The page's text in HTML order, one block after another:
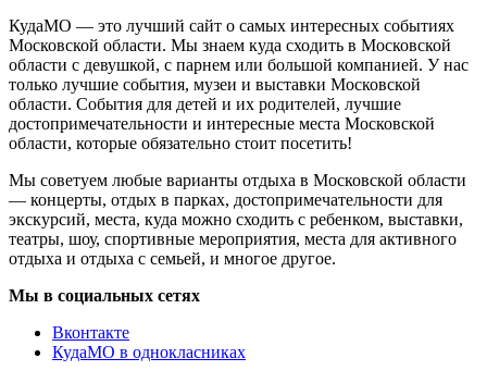
КудаМО — это лучший сайт о самых интересных событиях
Московской области. Мы знаем куда сходить в Московской
области с девушкой, с парнем или большой компанией. У нас
только лучшие события, музеи и выставки Московской
области. События для детей и их родителей, лучшие
достопримечательности и интересные места Московской
области, которые обязательно стоит посетить!
Мы советуем любые варианты отдыха в Московской области
— концерты, отдых в парках, достопримечательности для
экскурсий, места, куда можно сходить с ребенком, выставки,
театры, шоу, спортивные мероприятия, места для активного
отдыха и отдыха с семьей, и многое другое.
Мы в социальных сетях
Вконтакте
КудаМО в однокласниках